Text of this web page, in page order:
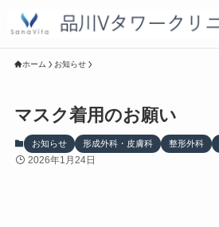
ホーム お知らせ
マスク着用のお願い
お知らせ 形成外科・皮膚科 整形外科
2026年1月24日